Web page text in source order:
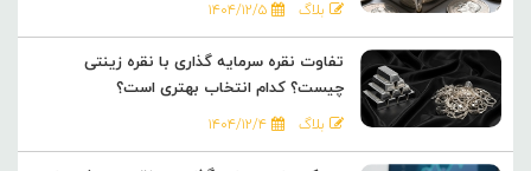
بلاگ ۱۴۰۴/۱۲/۵
تفاوت نقره سرمایه گذاری با نقره زینتی
چیست؟ کدام انتخاب بهتری است؟
بلاگ ۱۴۰۴/۱۲/۴